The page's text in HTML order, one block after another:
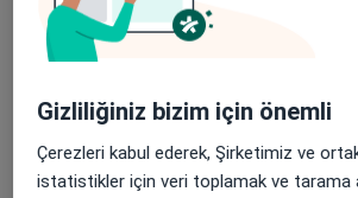
Ellman Radyo Frekans Cihazı
Embriyo Dondurma
Endometriyal Biyopsi
Endoskopi
Gizliliğiniz bizim için önemli
Çerezleri kabul ederek, Şirketimiz ve
istatistikler için veri toplamak ve tarama